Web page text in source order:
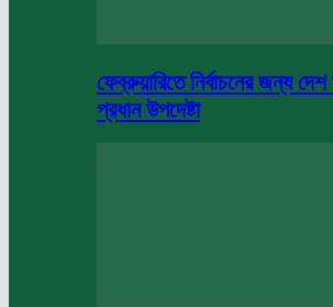
ফেব্রুয়ারিতে নির্বাচনের জন্য
প্রধান উপদেষ্টা